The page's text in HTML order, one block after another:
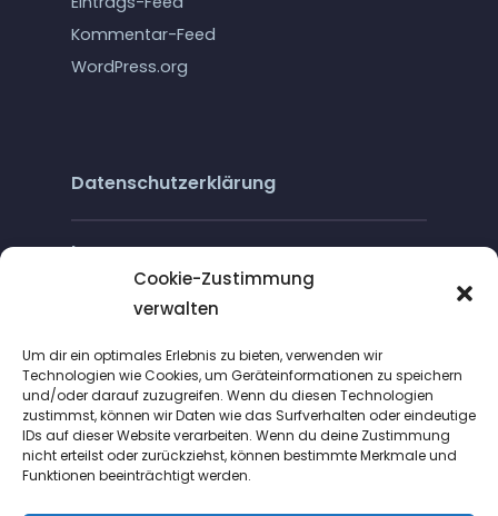
Cookie-Zustimmung
verwalten
Um dir ein optimales Erlebnis zu bieten, verwenden wir
Technologien wie Cookies, um Geräteinformationen zu speichern
und/oder darauf zuzugreifen. Wenn du diesen Technologien
zustimmst, können wir Daten wie das Surfverhalten oder eindeutige
IDs auf dieser Website verarbeiten. Wenn du deine Zustimmung
nicht erteilst oder zurückziehst, können bestimmte Merkmale und
Funktionen beeinträchtigt werden.
Kommentar-Feed
WordPress.org
Datenschutzerklärung
Impressum
Cookie-Richtlinie (EU)